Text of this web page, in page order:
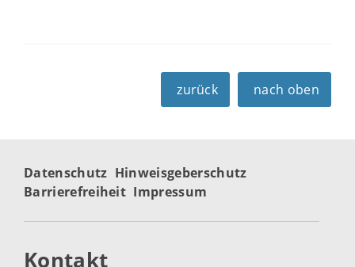
zurück nach oben
Datenschutz Hinweisgeberschutz
Barrierefreiheit Impressum
Kontakt